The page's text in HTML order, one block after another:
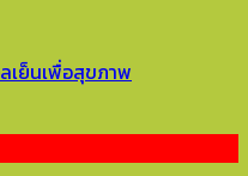
เย็นเพื่อสุขภาพ